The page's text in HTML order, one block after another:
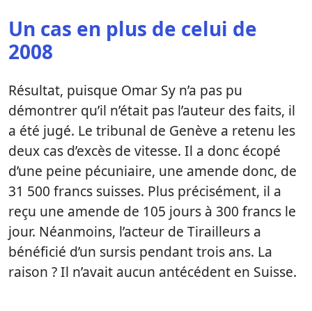
Un cas en plus de celui de
2008
Résultat, puisque Omar Sy n’a pas pu
démontrer qu’il n’était pas l’auteur des faits, il
a été jugé. Le tribunal de Genève a retenu les
deux cas d’excès de vitesse. Il a donc écopé
d’une peine pécuniaire, une amende donc, de
31 500 francs suisses. Plus précisément, il a
reçu une amende de 105 jours à 300 francs le
jour. Néanmoins, l’acteur de Tirailleurs a
bénéficié d’un sursis pendant trois ans. La
raison ? Il n’avait aucun antécédent en Suisse.